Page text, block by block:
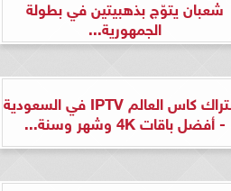
شعبان يتوّج بذهبيتين في بطولة
الجمهورية...
اشتراك كاس العالم IPTV في السعودية
- أفضل باقات 4K وشهر وسنة...